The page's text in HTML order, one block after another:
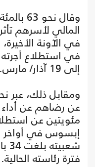
وقال
المالي لأسرهم
إلى 19 آذار/ مارس.
عن رضاهم عن أداء
مئويتين عن
إبسوس في أواخر
فترة رئاسته الحالية.